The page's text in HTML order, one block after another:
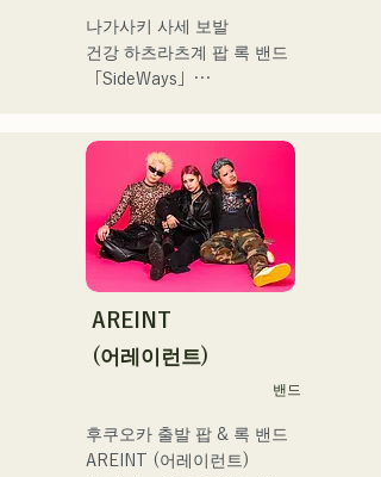
輪日本一ダービーの場内ア
ナウンス、ラグビー女子日
本代表世界大会スタジアム
滑走屋場内アナウンス、ク
リスマスアドベント、イス
ラデサルサ、福岡ウィニン
グスピリッツのスタジアム
DJ、金鷲旗、山笠関連イベ
ント、地域イベント、
summit)、福岡市武道館オー
プニング記念イベント,結婚
す。
アーティストの日本人父と
作り物ではなく、ありのま
まの感情や言葉をそのまま
音楽にしている。
2024年10月より音楽活動を
福岡を中心にブッキングラ
イブや路上ライブなど精力
的に活動を行っている。
2025年11月22日にはファー
催。
나가사키 사세 보발
건강 하츠라츠계 팝 록 밴드
「SideWays」
시 및 전국투어 감행
소설을 바탕으로 한 즐겁고
어딘가 애수있는 곡에 주목!
!
AREINT
(어레이런트)
밴드
후쿠오카 출발 팝 & 록 밴드
AREINT (어레이런트)